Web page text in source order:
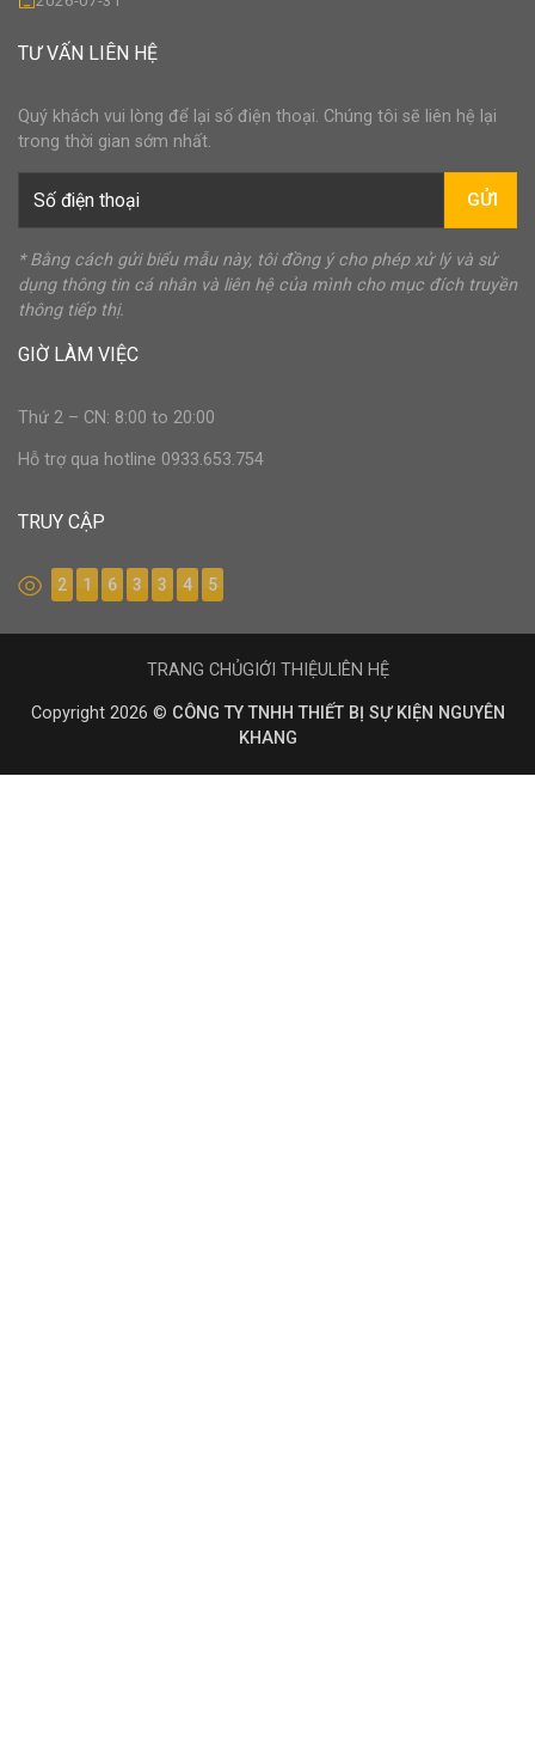
TƯ VẤN LIÊN HỆ
Quý khách vui lòng để lại số điện thoại. Chúng tôi sẽ liên hệ lại
trong thời gian sớm nhất.
GỬI
* Bằng cách gửi biểu mẫu này, tôi đồng ý cho phép xử lý và sử
dụng thông tin cá nhân và liên hệ của mình cho mục đích truyền
thông tiếp thị.
GIỜ LÀM VIỆC
Thứ 2 – CN: 8:00 to 20:00
Hỗ trợ qua hotline 0933.653.754
TRUY CẬP
2 1 6 3 3 4 5
Copyright 2026 © CÔNG TY TNHH THIẾT BỊ SỰ KIỆN NGUYÊN
KHANG
TRANG CHỦGIỚI THIỆULIÊN HỆ